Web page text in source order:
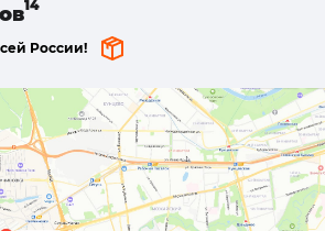
России!